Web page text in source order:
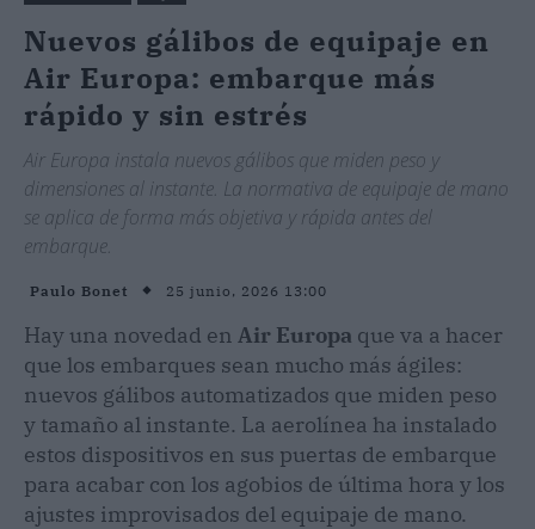
Nuevos gálibos de equipaje en
Air Europa: embarque más
rápido y sin estrés
Air Europa instala nuevos gálibos que miden peso y
dimensiones al instante. La normativa de equipaje de mano
se aplica de forma más objetiva y rápida antes del
embarque.
Paulo Bonet 25 junio, 2026 13:00
Hay una novedad en Air Europa que va a hacer
que los embarques sean mucho más ágiles:
nuevos gálibos automatizados que miden peso
y tamaño al instante. La aerolínea ha instalado
estos dispositivos en sus puertas de embarque
para acabar con los agobios de última hora y los
ajustes improvisados del equipaje de mano.